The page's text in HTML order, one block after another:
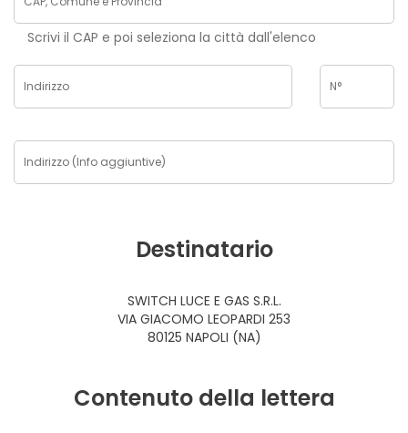
Scrivi il CAP e poi seleziona la città dall'elenco
Destinatario
SWITCH LUCE E GAS S.R.L.
VIA GIACOMO LEOPARDI 253
80125 NAPOLI (NA)
Contenuto della lettera